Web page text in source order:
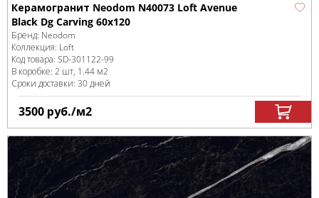
Керамогранит Neodom N40073 Loft Avenue
Black Dg Carving 60x120
Бренд: Neodom
Коллекция: Loft
Код товара: SD-301122-99
В коробке: 2 шт, 1.44 м2
Сроки доставки: 30 дней
3500 руб./м2